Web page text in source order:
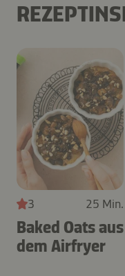
3 25 Min.
Baked Oats aus
dem Airfryer